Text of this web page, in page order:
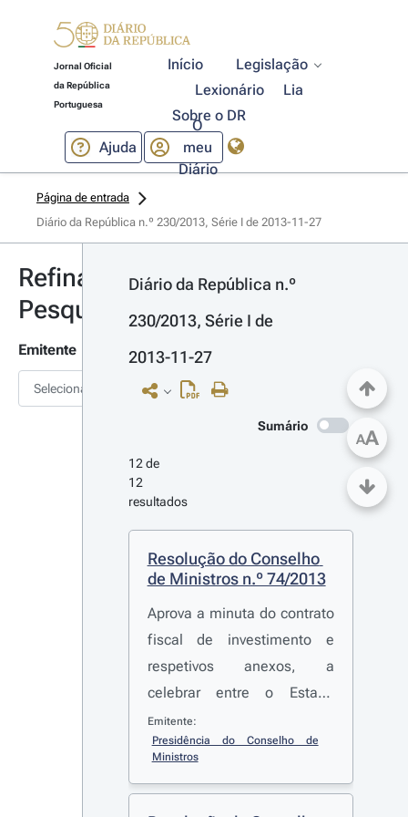
Jornal Oficial
da República
Portuguesa
Início
Legislação
Lexionário
Lia
Sobre o DR
Ajuda
O
meu
Diário
Página de entrada
Diário da República n.º 230/2013, Série I de 2013-11-27
Refinar
Pesquisa
Emitente
Selecionar
Diário da República n.º
230/2013, Série I de
2013-11-27
Sumário
12 de
12
resultados
Resolução do Conselho
de Ministros n.º 74/2013
Aprova a minuta do contrato
fiscal de investimento e
respetivos anexos, a
celebrar entre o Estado
Português e a Irmãos Silvas,
S. A. - Metalogalva
Emitente:
Presidência do Conselho de
Ministros
AA